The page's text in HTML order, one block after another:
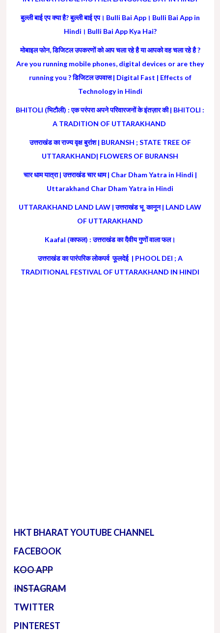
बुल्ली बाई एप क्या है? बुल्ली बाई एप। Bulli Bai App। Bulli Bai App in
Hindi। Bulli Bai App Kya Hai?
मोबाइल फोन, डिजिटल उपकरणों को आप चला रहे है या आपको वह चला रहे है ?
Are you running mobile phones, digital devices or are they
running you ? डिजिटल उपवास | Digital Fast | Effects of
Technology in Hindi
BHITOLI (भिटौली) : एक परंपरा अपने परिवारजनों के इंतज़ार की | BHITOLI :
A TRADITION OF UTTARAKHAND
उत्तराखंड का राज्य वृक्ष बुरांश | BURANSH ; STATE TREE OF
UTTARAKHAND| FLOWERS OF BURANSH
चार धाम यात्रा | उत्तराखंड चार धाम | Char Dham Yatra in Hindi |
Uttarakhand Char Dham Yatra in Hindi
UTTARAKHAND LAND LAW | उत्तराखंड भू कानून | LAND LAW
OF UTTARAKHAND
Kaafal (काफल) : उत्तराखंड का दैवीय गुणों वाला फल।
उत्तराखंड का पारंपरिक लोकपर्व फूलदेई | PHOOL DEI ; A
TRADITIONAL FESTIVAL OF UTTARAKHAND IN HINDI
HKT BHARAT YOUTUBE CHANNEL
FACEBOOK
KOO APP
INSTAGRAM
TWITTER
PINTEREST